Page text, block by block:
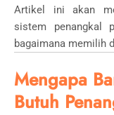
Artikel ini akan
sistem penangkal
bagaimana memilih
Mengapa
Butuh